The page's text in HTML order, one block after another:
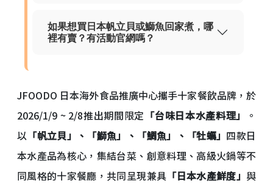
如果想買日本帆立貝或鰤魚回家煮，哪
裡有賣？有活動官網嗎？
JFOODO 日本海外食品推廣中心攜手十家餐飲品牌，於
2026/1/9 ~ 2/8推出期間限定 「台味日本水產料理」
。
以 「帆立貝」、「鰤魚」、「鯛魚」、「牡蠣」 四款日
本水產品為核心，集結台菜、創意料理、高級火鍋等不
同風格的十家餐廳，共同呈現兼具 「日本水產鮮度」 與